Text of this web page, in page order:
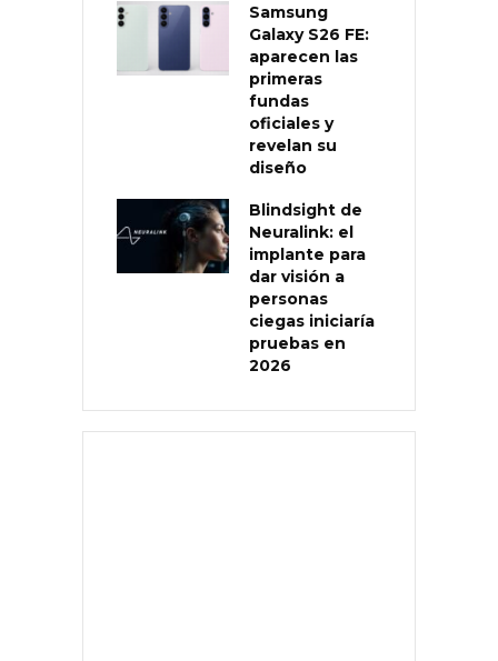
Samsung
Galaxy S26 FE:
aparecen las
primeras
fundas
oficiales y
revelan su
diseño
Blindsight de
Neuralink: el
implante para
dar visión a
personas
ciegas iniciaría
pruebas en
2026